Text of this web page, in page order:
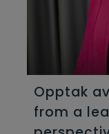
Opptak
from a